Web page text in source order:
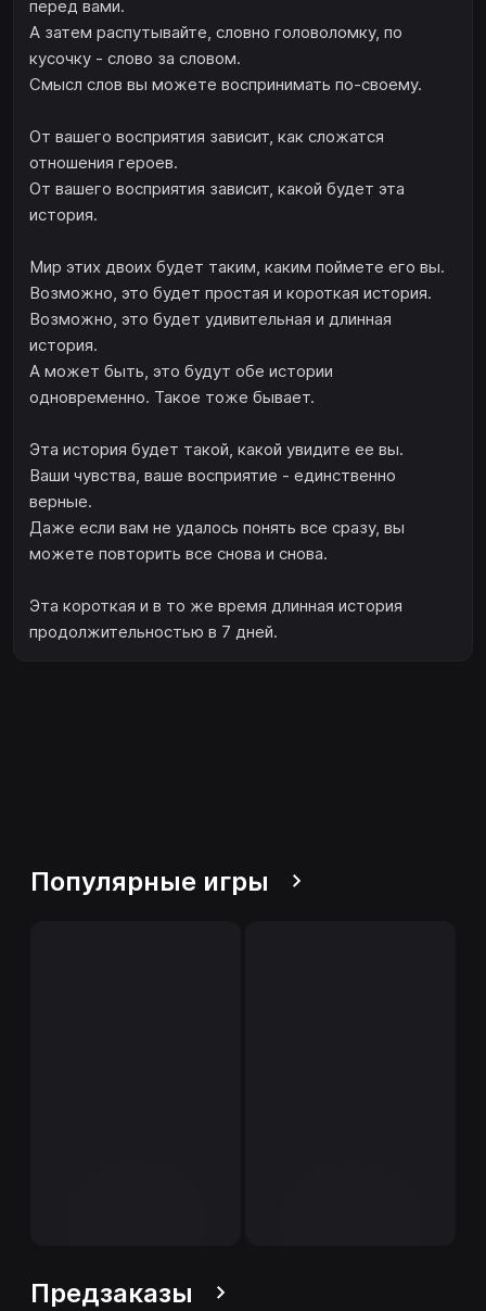
перед вами.
А затем распутывайте, словно головоломку, по
кусочку - слово за словом.
Смысл слов вы можете воспринимать по-своему.
От вашего восприятия зависит, как сложатся
отношения героев.
От вашего восприятия зависит, какой будет эта
история.
Мир этих двоих будет таким, каким поймете его вы.
Возможно, это будет простая и короткая история.
Возможно, это будет удивительная и длинная
история.
А может быть, это будут обе истории
одновременно. Такое тоже бывает.
Эта история будет такой, какой увидите ее вы.
Ваши чувства, ваше восприятие - единственно
верные.
Даже если вам не удалось понять все сразу, вы
можете повторить все снова и снова.
Эта короткая и в то же время длинная история
продолжительностью в 7 дней.
Популярные игры
Предзаказы